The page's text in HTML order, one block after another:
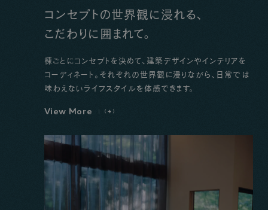
コンセプトの世界観に浸れる、
こだわりに囲まれて。
棟ごとにコンセプトを決めて、建築デザインやインテリアを
コーディネート。それぞれの世界観に浸りながら、日常では
味わえないライフスタイルを体感できます。
View More